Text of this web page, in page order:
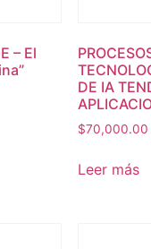
– El
DE IA
$70,000.00
Leer más